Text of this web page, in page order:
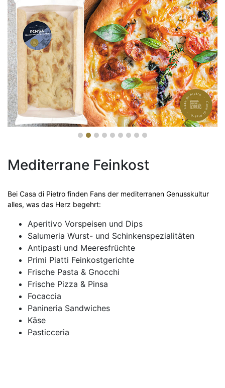
Mediterrane Feinkost
Bei Casa di Pietro finden Fans der mediterranen Genusskultur
alles, was das Herz begehrt:
Aperitivo Vorspeisen und Dips
Salumeria Wurst- und Schinkenspezialitäten
Antipasti und Meeresfrüchte
Primi Piatti Feinkostgerichte
Frische Pasta & Gnocchi
Frische Pizza & Pinsa
Focaccia
Panineria Sandwiches
Käse
Pasticceria